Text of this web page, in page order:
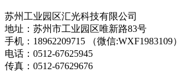
苏州工业园区汇光科技有限公司
地址：苏州市工业园区唯新路83号
手机：18962209715 （微信:WXF1983109）
电话：0512-67625945
传真：0512-67629676